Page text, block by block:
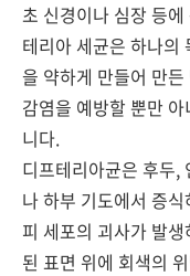
초 신경이나 심장 등
테리아 세균은 하나의
을 약하게 만들어 만
감염을 예방할 뿐만
니다.
디프테리아균은 후두,
나 하부 기도에서 증
피 세포의 괴사가 발
된 표면 위에 회색의